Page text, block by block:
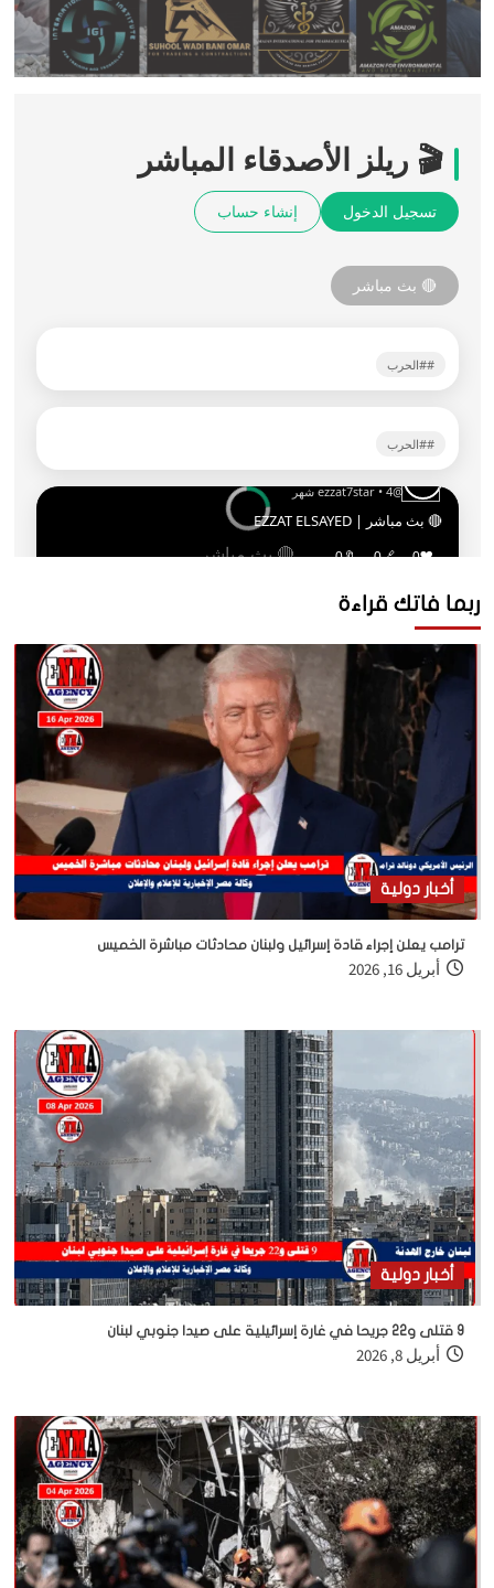
ربما فاتك قراءة
أخبار دولية
ترامب يعلن إجراء قادة إسرائيل ولبنان محادثات مباشرة الخميس
أبريل 16, 2026
أخبار دولية
9 قتلى و22 جريحا في غارة إسرائيلية على صيدا جنوبي لبنان
أبريل 8, 2026